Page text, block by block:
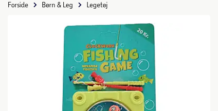
Forside Børn & Leg Legetøj